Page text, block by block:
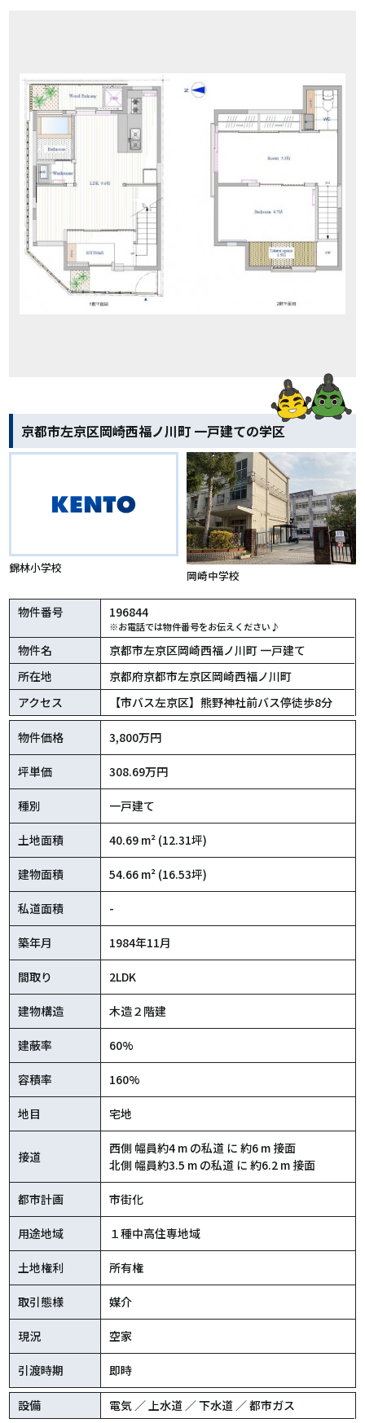
京都市左京区岡崎西福ノ川町 一戸建ての学区
錦林小学校
岡崎中学校
物件番号 196844
※お電話では物件番号をお伝えください♪
物件名
京都市左京区岡崎西福ノ川町 一戸建て
所在地
京都府京都市左京区岡崎西福ノ川町
アクセス
【市バス左京区】熊野神社前バス停徒歩8分
物件価格 3,800万円
坪単価 308.69万円
種別 一戸建て
土地面積 40.69 m² (12.31坪)
建物面積 54.66 m² (16.53坪)
私道面積 -
築年月 1984年11月
間取り 2LDK
建物構造 木造２階建
建蔽率 60%
容積率 160%
地目 宅地
接道
西側 幅員約4 m の私道 に 約6 m 接面
北側 幅員約3.5 m の私道 に 約6.2 m 接面
都市計画 市街化
用途地域 １種中高住専地域
土地権利 所有権
取引態様 媒介
現況 空家
引渡時期 即時
設備 電気 ／ 上水道 ／ 下水道 ／ 都市ガス